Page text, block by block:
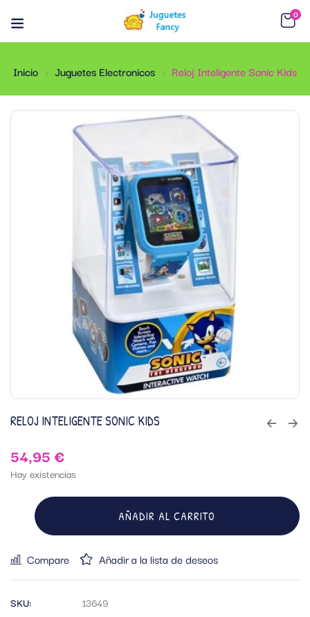
0
Inicio Juguetes Electronicos Reloj Inteligente Sonic Kids
RELOJ INTELIGENTE SONIC KIDS
54,95 €
Hay existencias
AÑADIR AL CARRITO
Compare Añadir a la lista de deseos
SKU:
13649